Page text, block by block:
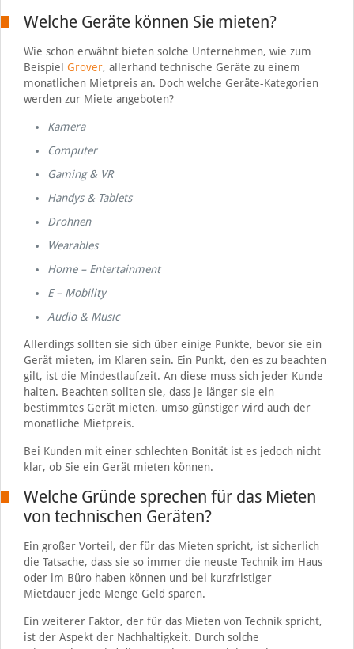
Welche Geräte können Sie mieten?
Wie schon erwähnt bieten solche Unternehmen, wie zum
Beispiel Grover, allerhand technische Geräte zu einem
monatlichen Mietpreis an. Doch welche Geräte-Kategorien
werden zur Miete angeboten?
Kamera
Computer
Gaming & VR
Handys & Tablets
Drohnen
Wearables
Home – Entertainment
E – Mobility
Audio & Music
Allerdings sollten sie sich über einige Punkte, bevor sie ein
Gerät mieten, im Klaren sein. Ein Punkt, den es zu beachten
gilt, ist die Mindestlaufzeit. An diese muss sich jeder Kunde
halten. Beachten sollten sie, dass je länger sie ein
bestimmtes Gerät mieten, umso günstiger wird auch der
monatliche Mietpreis.
Bei Kunden mit einer schlechten Bonität ist es jedoch nicht
klar, ob Sie ein Gerät mieten können.
Welche Gründe sprechen für das Mieten
von technischen Geräten?
Ein großer Vorteil, der für das Mieten spricht, ist sicherlich
die Tatsache, dass sie so immer die neuste Technik im Haus
oder im Büro haben können und bei kurzfristiger
Mietdauer jede Menge Geld sparen.
Ein weiterer Faktor, der für das Mieten von Technik spricht,
ist der Aspekt der Nachhaltigkeit. Durch solche